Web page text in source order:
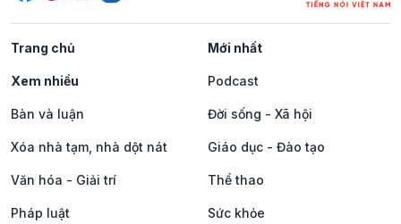
Trang chủ Mới nhất
Xem nhiều Podcast
Bàn và luận Đời sống - Xã hội
Xóa nhà tạm, nhà dột nát Giáo dục - Đào tạo
Văn hóa - Giải trí Thể thao
Pháp luật Sức khỏe